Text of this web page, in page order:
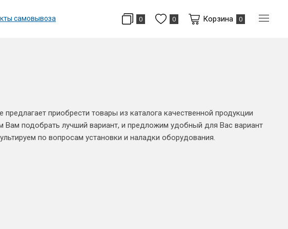
самовывоза 0 0 Корзина 0
приобрести товары из каталога качественной продукции
подобрать лучший вариант, и предложим удобный для Вас вариант
по вопросам установки и наладки оборудования.